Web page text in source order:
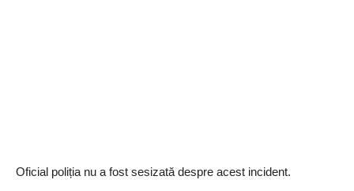
Oficial poliția nu a fost sesizată despre acest incident.